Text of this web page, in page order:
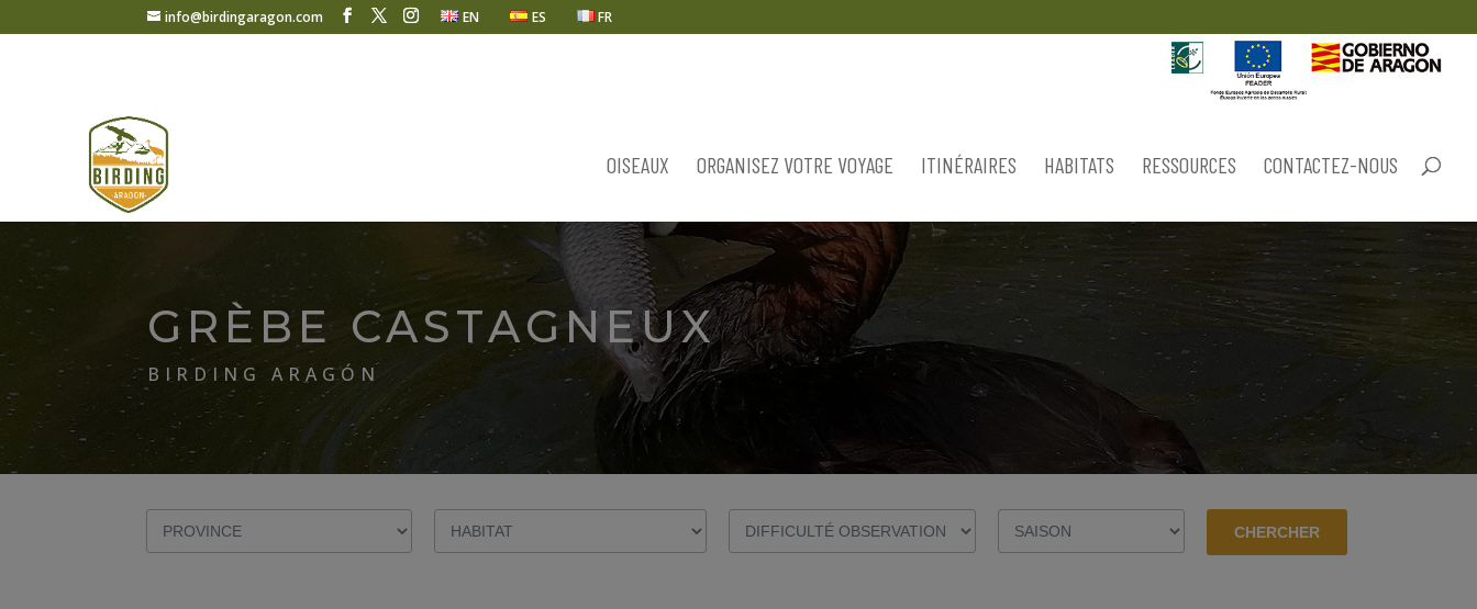
info@birdingaragon.com EN ES FR
OISEAUX ORGANISEZ VOTRE VOYAGE ITINÉRAIRES HABITATS RESSOURCES CONTACTEZ-NOUS
GRÈBE CASTAGNEUX
BIRDING ARAGÓN